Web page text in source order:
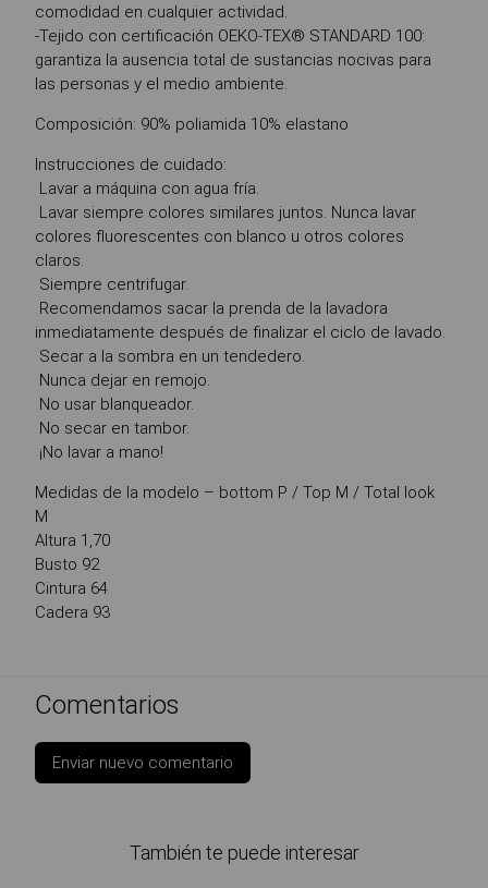
comodidad en cualquier actividad.
-Tejido con certificación OEKO-TEX® STANDARD 100:
garantiza la ausencia total de sustancias nocivas para
las personas y el medio ambiente.
Composición: 90% poliamida 10% elastano
Instrucciones de cuidado:
Lavar a máquina con agua fría.
Lavar siempre colores similares juntos. Nunca lavar
colores fluorescentes con blanco u otros colores
claros.
Siempre centrifugar.
Recomendamos sacar la prenda de la lavadora
inmediatamente después de finalizar el ciclo de lavado.
Secar a la sombra en un tendedero.
Nunca dejar en remojo.
No usar blanqueador.
No secar en tambor.
¡No lavar a mano!
Medidas de la modelo – bottom P / Top M / Total look
M
Altura 1,70
Busto 92
Cintura 64
Cadera 93
Comentarios
Enviar nuevo comentario
También te puede interesar